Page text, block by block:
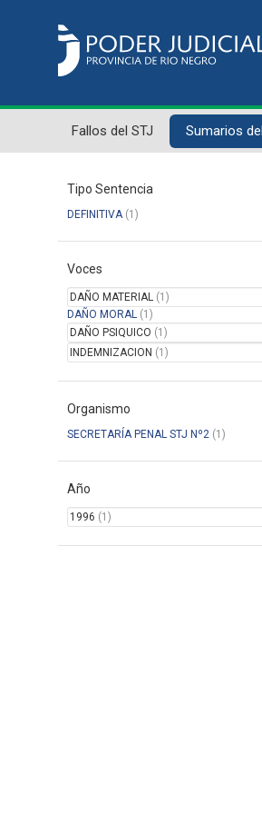
Fallos del STJ Sumarios
Tipo Sentencia
DEFINITIVA(1)
Voces
DAÑO MATERIAL (1)
DAÑO MORAL (1)
DAÑO PSIQUICO (1)
INDEMNIZACION (1)
Organismo
SECRETARÍA PENAL STJ Nº2 (1)
Año
1996 (1)